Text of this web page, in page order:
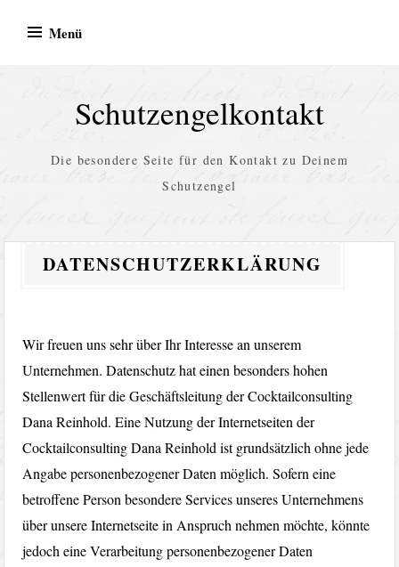
Inhalt
Menü
Schutzengelkontakt
Die besondere Seite für den Kontakt zu Deinem
Schutzengel
DATENSCHUTZERKLÄRUNG
Wir freuen uns sehr über Ihr Interesse an unserem
Unternehmen. Datenschutz hat einen besonders hohen
Stellenwert für die Geschäftsleitung der Cocktailconsulting
Dana Reinhold. Eine Nutzung der Internetseiten der
Cocktailconsulting Dana Reinhold ist grundsätzlich ohne jede
Angabe personenbezogener Daten möglich. Sofern eine
betroffene Person besondere Services unseres Unternehmens
über unsere Internetseite in Anspruch nehmen möchte, könnte
jedoch eine Verarbeitung personenbezogener Daten